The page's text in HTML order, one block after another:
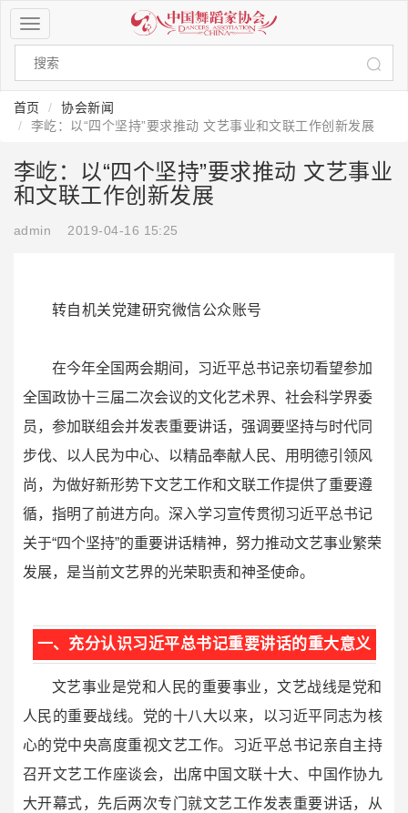
菜
单
导
航
钮
首页
协会新闻
李屹：以“四个坚持”要求推动 文艺事业和文联工作创新发展
李屹：以“四个坚持”要求推动 文艺事业
和文联工作创新发展
admin 2019-04-16 15:25
转自机关党建研究微信公众账号
在今年全国两会期间，习近平总书记亲切看望参加
全国政协十三届二次会议的文化艺术界、社会科学界委
员，参加联组会并发表重要讲话，强调要坚持与时代同
步伐、以人民为中心、以精品奉献人民、用明德引领风
尚，为做好新形势下文艺工作和文联工作提供了重要遵
循，指明了前进方向。深入学习宣传贯彻习近平总书记
关于“四个坚持”的重要讲话精神，努力推动文艺事业繁荣
发展，是当前文艺界的光荣职责和神圣使命。
一、充分认识习近平总书记重要讲话的重大意义
文艺事业是党和人民的重要事业，文艺战线是党和
人民的重要战线。 党的十八大以来，以习近平同志为核
心的党中央高度重视文艺工作。 习近平总书记亲自主持
召开文艺工作座谈会，出席中国文联十大、中国作协九
大开幕式，先后两次专门就文艺工作发表重要讲话，从